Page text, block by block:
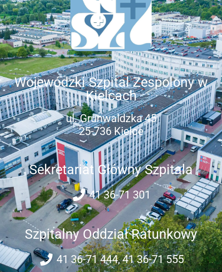
Wojewódzki Szpital Zespolony w
Kielcach
ul. Grunwaldzka 45
25-736 Kielce
Sekretariat Główny Szpitala
41 36-71 301
Szpitalny Oddział Ratunkowy
41 36-71 444, 41 36-71 555